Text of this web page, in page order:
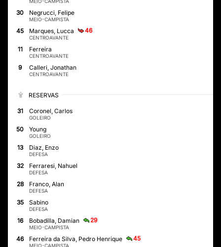
30 Negrucci, Felipe
MEIO-CAMPISTA
45 Marques, Lucca 46
CENTROAVANTE
11 Ferreira
CENTROAVANTE
9 Calleri, Jonathan
CENTROAVANTE
RESERVAS
31 Coronel, Carlos
GOLEIRO
50 Young
GOLEIRO
13 Diaz, Enzo
DEFESA
32 Ferraresi, Nahuel
DEFESA
28 Franco, Alan
DEFESA
35 Sabino
DEFESA
16 Bobadilla, Damian 29
MEIO-CAMPISTA
46 Ferreira da Silva, Pedro Henrique 45
MEIO-CAMPISTA